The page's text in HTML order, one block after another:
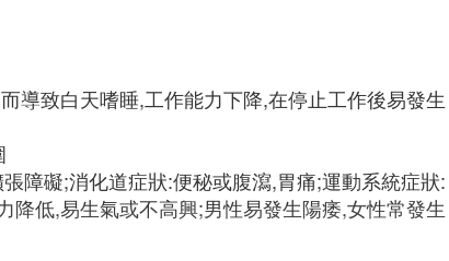
導致白天嗜睡,工作能力下降,在停止工作後易發生
障礙;消化道症狀:便秘或腹瀉,胃痛;運動系統症狀:
降低,易生氣或不高興;男性易發生陽痿,女性常發生